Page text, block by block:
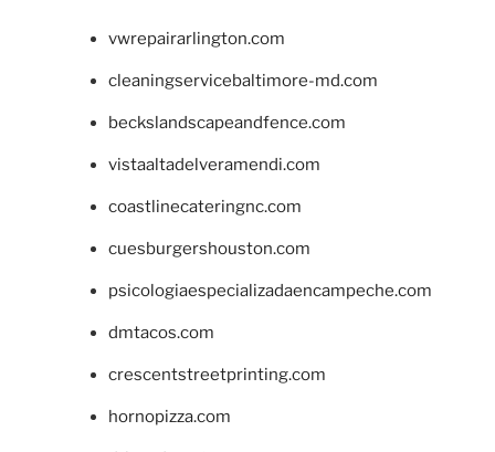
vwrepairarlington.com
cleaningservicebaltimore-md.com
beckslandscapeandfence.com
vistaaltadelveramendi.com
coastlinecateringnc.com
cuesburgershouston.com
psicologiaespecializadaencampeche.com
dmtacos.com
crescentstreetprinting.com
hornopizza.com